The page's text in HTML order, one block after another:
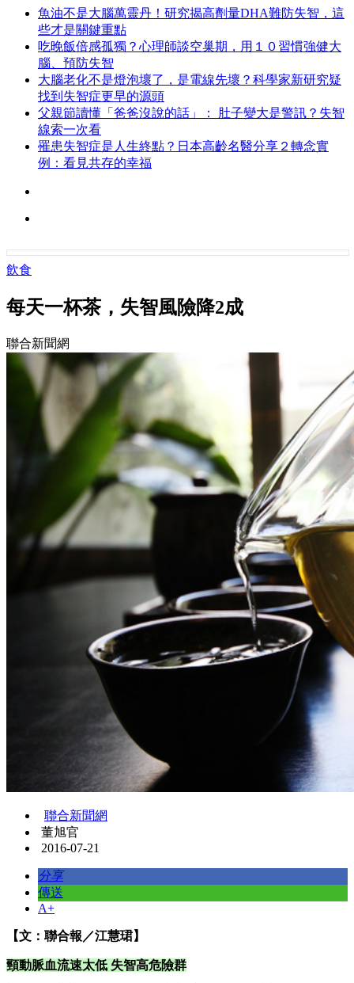
魚油不是大腦萬靈丹！研究揭高劑量DHA難防失智，這
些才是關鍵重點
吃晚飯倍感孤獨？心理師談空巢期，用１０習慣強健大
腦、預防失智
大腦老化不是燈泡壞了，是電線先壞？科學家新研究疑
找到失智症更早的源頭
父親節讀懂「爸爸沒說的話」： 肚子變大是警訊？失智
線索一次看
罹患失智症是人生終點？日本高齡名醫分享２轉念實
例：看見共存的幸福
飲食
每天一杯茶，失智風險降2成
聯合新聞網
聯合新聞網
董旭官
2016-07-21
分享
傳送
A+
【文：聯合報／江慧珺】
頸動脈血流速太低 失智高危險群